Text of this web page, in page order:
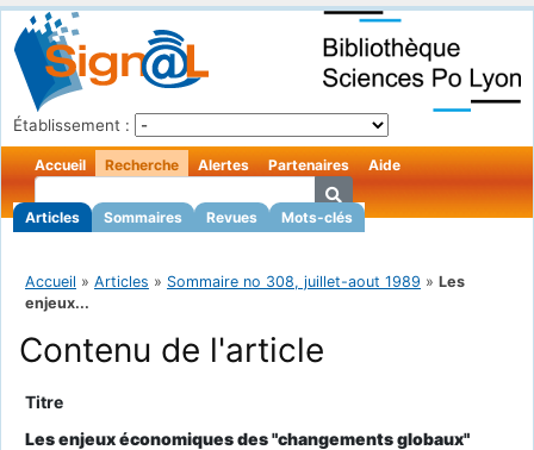
Établissement :
Accueil Recherche
Articles Sommaires Revues Mots-clés
Alertes Partenaires Aide
Accueil » Articles » Sommaire no 308, juillet-aout 1989 » Les
enjeux...
Contenu de l'article
Titre
Les enjeux économiques des "changements globaux"